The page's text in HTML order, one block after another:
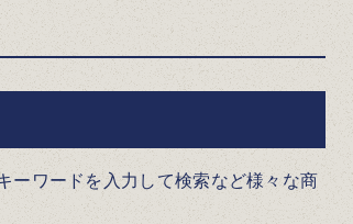
ーワードを入力して検索など様々な商